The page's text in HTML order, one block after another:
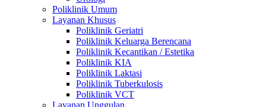
Poliklinik Umum
Layanan Khusus
Poliklinik Geriatri
Poliklinik Keluarga Berencana
Poliklinik Kecantikan / Estetika
Poliklinik KIA
Poliklinik Laktasi
Poliklinik Tuberkulosis
Poliklinik VCT